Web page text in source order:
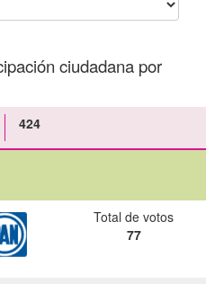
ciudadana por
424
Total de votos
77